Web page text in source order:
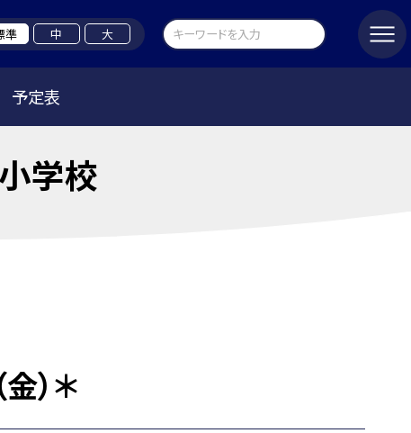
準 中 大
予定表
学校
）＊